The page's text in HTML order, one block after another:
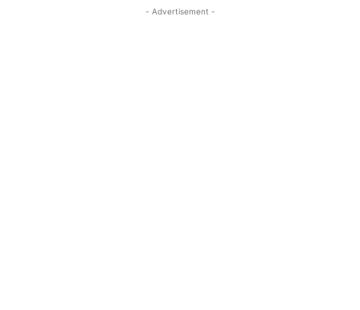
- Advertisement -